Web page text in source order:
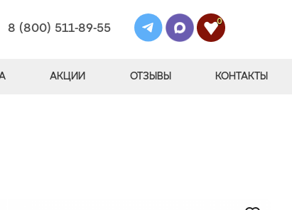
8 (800) 511-89-55
0
АКЦИИ ОТЗЫВЫ КОНТАКТЫ